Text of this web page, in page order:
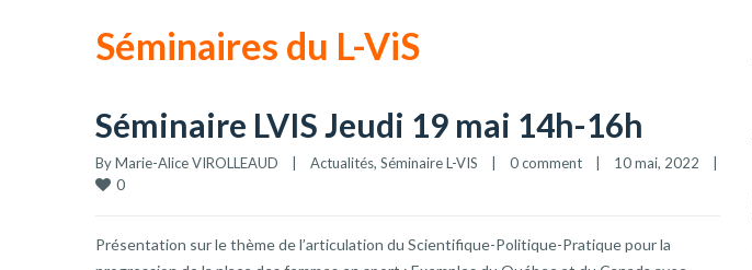
Séminaires du L-ViS
Séminaire LVIS Jeudi 19 mai 14h-16h
By Marie-Alice VIROLLEAUD Actualités, Séminaire L-VIS 0 comment 10 mai, 2022
0
Présentation sur le thème de l’articulation du Scientifique-Politique-Pratique pour la